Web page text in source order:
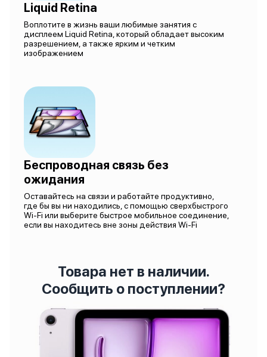
Liquid Retina
Воплотите в жизнь ваши любимые занятия с
дисплеем Liquid Retina, который обладает высоким
разрешением, а также ярким и четким
изображением
Беспроводная связь без
ожидания
Оставайтесь на связи и работайте продуктивно,
где бы вы ни находились, с помощью сверхбыстрого
Wi-Fi или выберите быстрое мобильное соединение,
если вы находитесь вне зоны действия Wi-Fi
Товара нет в наличии.
Сообщить о поступлении?